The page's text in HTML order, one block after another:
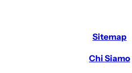
Sitemap
Chi Siamo